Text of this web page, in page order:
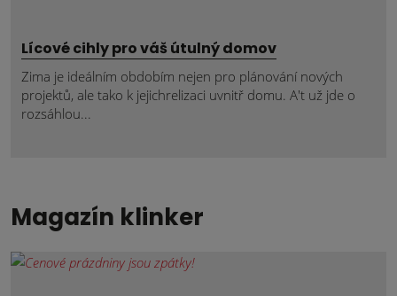
Lícové cihly pro váš útulný domov
Zima je ideálním obdobím nejen pro plánování nových
projektů, ale tako k jejichrelizaci uvnitř domu. A't už jde o
rozsáhlou...
Magazín klinker